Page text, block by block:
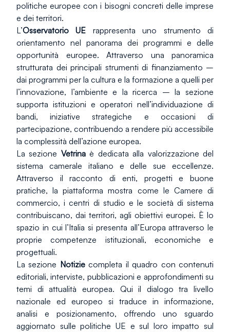
politiche europee con i bisogni concreti delle imprese
e dei territori.
L’Osservatorio UE rappresenta uno strumento di
orientamento nel panorama dei programmi e delle
opportunità europee. Attraverso una panoramica
strutturata dei principali strumenti di finanziamento –
dai programmi per la cultura e la formazione a quelli per
l’innovazione, l’ambiente e la ricerca – la sezione
supporta istituzioni e operatori nell’individuazione di
bandi, iniziative strategiche e occasioni di
partecipazione, contribuendo a rendere più accessibile
la complessità dell’azione europea.
La sezione Vetrina è dedicata alla valorizzazione del
sistema camerale italiano e delle sue eccellenze.
Attraverso il racconto di enti, progetti e buone
pratiche, la piattaforma mostra come le Camere di
commercio, i centri di studio e le società di sistema
contribuiscano, dai territori, agli obiettivi europei. È lo
spazio in cui l’Italia si presenta all’Europa attraverso le
proprie competenze istituzionali, economiche e
progettuali.
La sezione Notizie completa il quadro con contenuti
editoriali, interviste, pubblicazioni e approfondimenti su
temi di attualità europea. Qui il dialogo tra livello
nazionale ed europeo si traduce in informazione,
analisi e posizionamento, offrendo uno sguardo
aggiornato sulle politiche UE e sul loro impatto sul